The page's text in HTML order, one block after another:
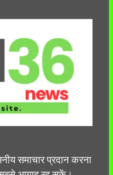
समाचार प्रदान करना